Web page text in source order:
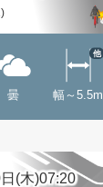
曇 幅～5.5m
他
(木)07:20